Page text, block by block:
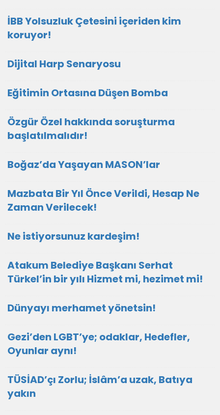
İBB Yolsuzluk Çetesini içeriden kim
koruyor!
Dijital Harp Senaryosu
Eğitimin Ortasına Düşen Bomba
Özgür Özel hakkında soruşturma
başlatılmalıdır!
Boğaz’da Yaşayan MASON’lar
Mazbata Bir Yıl Önce Verildi, Hesap Ne
Zaman Verilecek!
Ne istiyorsunuz kardeşim!
Atakum Belediye Başkanı Serhat
Türkel’in bir yılı Hizmet mi, hezimet mi!
Dünyayı merhamet yönetsin!
Gezi’den LGBT’ye; odaklar, Hedefler,
Oyunlar aynı!
TÜSİAD’çı Zorlu; İslâm’a uzak, Batıya
yakın